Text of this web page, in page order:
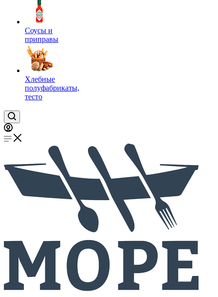
Соусы и
приправы
Хлебные
полуфабрикаты,
тесто